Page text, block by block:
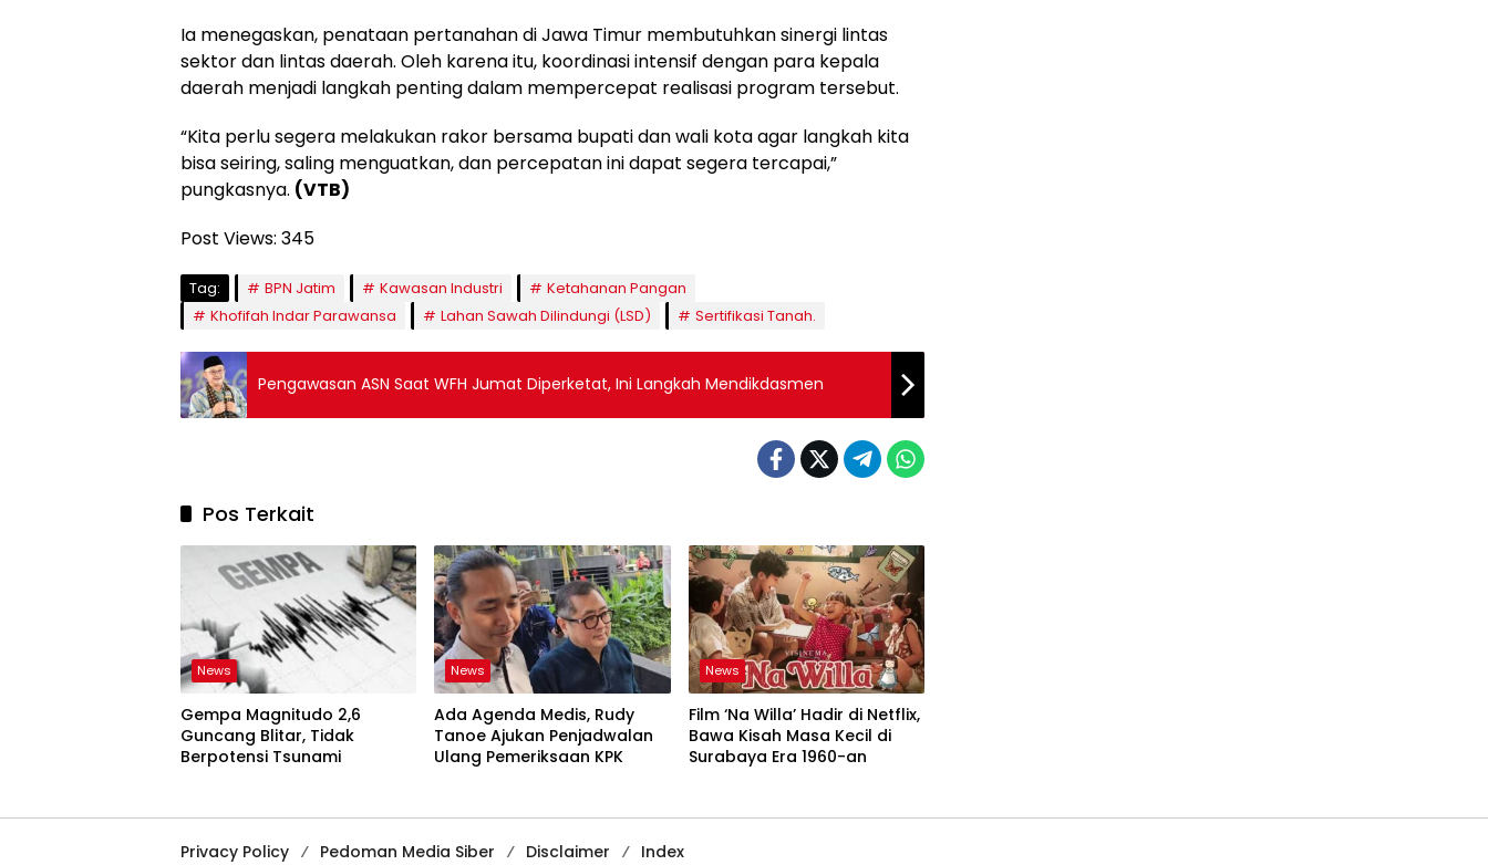
Ia menegaskan, penataan pertanahan di Jawa Timur membutuhkan sinergi lintas
sektor dan lintas daerah. Oleh karena itu, koordinasi intensif dengan para kepala
daerah menjadi langkah penting dalam mempercepat realisasi program tersebut.
“Kita perlu segera melakukan rakor bersama bupati dan wali kota agar langkah kita
bisa seiring, saling menguatkan, dan percepatan ini dapat segera tercapai,”
pungkasnya. (VTB)
Post Views: 345
Tag: BPN Jatim Kawasan Industri
Ketahanan Pangan
Khofifah Indar Parawansa
Lahan Sawah Dilindungi (LSD) Sertifikasi Tanah.
Pengawasan ASN Saat WFH Jumat Diperketat, Ini Langkah Mendikdasmen
Pos Terkait
News
Gempa Magnitudo 2,6
Guncang Blitar, Tidak
Berpotensi Tsunami
News
Ada Agenda Medis, Rudy
Tanoe Ajukan Penjadwalan
Ulang Pemeriksaan KPK
News
Film ‘Na Willa’ Hadir di Netflix,
Bawa Kisah Masa Kecil di
Surabaya Era 1960-an
Privacy Policy Pedoman Media Siber Disclaimer Index